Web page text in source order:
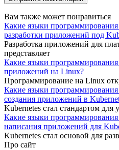
Вам также может понравиться
Какие языки
разработки приложений под
Разработка приложений для
представляет
Какие языки программирования
приложений на Linux?
Программирование на Linux
Какие языки
создания приложений в
Kubernetes стал стандартом для
Какие языки
написания приложений для
Kubernetes стал основой для
Про сайт